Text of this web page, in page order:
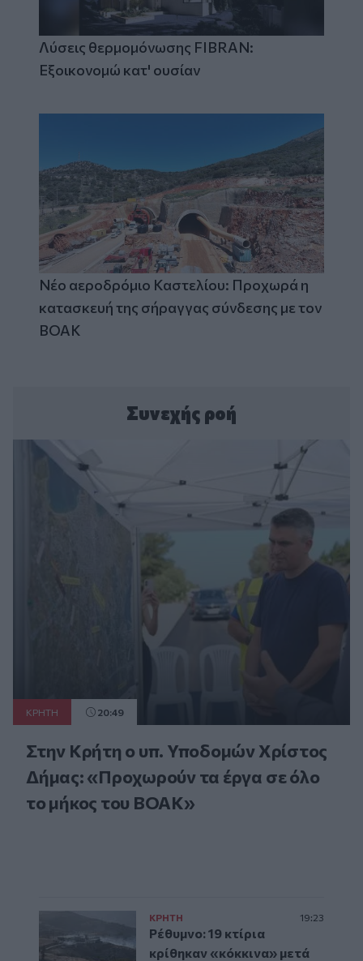
Λύσεις θερμομόνωσης FIBRAN:
Εξοικονομώ κατ' ουσίαν
Νέο αεροδρόμιο Καστελίου: Προχωρά η
κατασκευή της σήραγγας σύνδεσης με τον
ΒΟΑΚ
Συνεχής ροή
ΚΡΗΤΗ 20:49
Στην Κρήτη ο υπ. Υποδομών Χρίστος
Δήμας: «Προχωρούν τα έργα σε όλο
το μήκος του ΒΟΑΚ»
ΚΡΗΤΗ 19:23
Ρέθυμνο: 19 κτίρια
κρίθηκαν «κόκκινα» μετά